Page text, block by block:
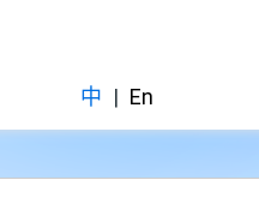
中 | En